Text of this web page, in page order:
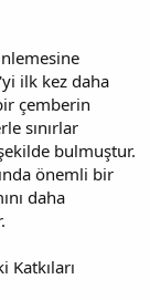
ilk kez daha
çemberin
sınırlar
bulmuştur.
önemli bir
daha